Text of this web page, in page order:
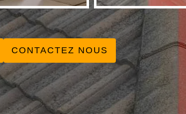
CONTACTEZ NOUS